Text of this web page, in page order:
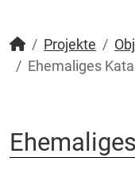
Projekte
Ehemaliges